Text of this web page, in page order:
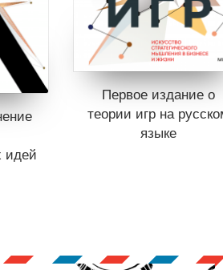
разбираться в конструкции
прочность при минимальном
систему определения
так далее и тому подобное. И ничего
ничего! — нельзя было бы
круга читателей и не требует
этом для наиболее
идей
Первое издание о
теории игр на
языке